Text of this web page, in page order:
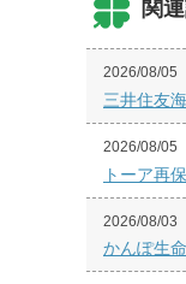
関
2026/08/05
三井住友
2026/08/05
トーア再
2026/08/03
かんぽ生